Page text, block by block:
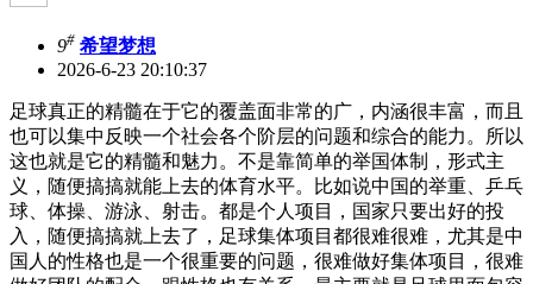
9# 希望梦想
2026-6-23 20:10:37
足球真正的精髓在于它的覆盖面非常的广，内涵很丰富，而且
也可以集中反映一个社会各个阶层的问题和综合的能力。所以
这也就是它的精髓和魅力。不是靠简单的举国体制，形式主
义，随便搞搞就能上去的体育水平。比如说中国的举重、乒乓
球、体操、游泳、射击。都是个人项目，国家只要出好的投
入，随便搞搞就上去了，足球集体项目都很难很难，尤其是中
国人的性格也是一个很重要的问题，很难做好集体项目，很难